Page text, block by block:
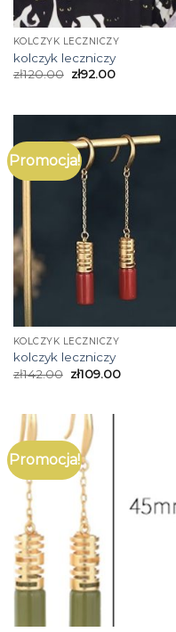
KOLCZYK LECZNICZY
kolczyk leczniczy
zł120.00 zł92.00
Promocja!
KOLCZYK LECZNICZY
kolczyk leczniczy
zł142.00 zł109.00
Promocja!